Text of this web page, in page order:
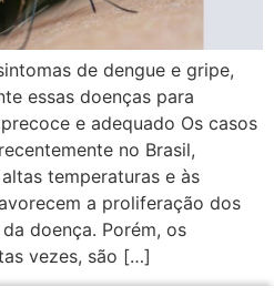
de dengue e gripe,
essas doenças para
e adequado Os casos
no Brasil,
temperaturas e às
a proliferação dos
doença. Porém, os
vezes, são […]